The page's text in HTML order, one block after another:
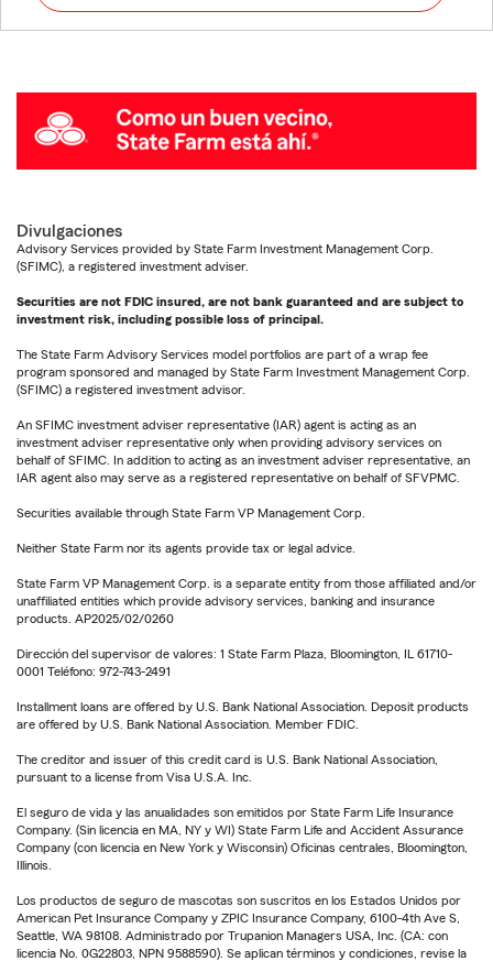
Divulgaciones
Advisory Services provided by State Farm Investment Management Corp.
(SFIMC), a registered investment adviser.
Securities are not FDIC insured, are not bank guaranteed and are subject to
investment risk, including possible loss of principal.
The State Farm Advisory Services model portfolios are part of a wrap fee
program sponsored and managed by State Farm Investment Management Corp.
(SFIMC) a registered investment advisor.
An SFIMC investment adviser representative (IAR) agent is acting as an
investment adviser representative only when providing advisory services on
behalf of SFIMC. In addition to acting as an investment adviser representative, an
IAR agent also may serve as a registered representative on behalf of SFVPMC.
Securities available through State Farm VP Management Corp.
Neither State Farm nor its agents provide tax or legal advice.
State Farm VP Management Corp. is a separate entity from those affiliated and/or
unaffiliated entities which provide advisory services, banking and insurance
products. AP2025/02/0260
Dirección del supervisor de valores: 1 State Farm Plaza, Bloomington, IL 61710-
0001 Teléfono: 972-743-2491
Installment loans are offered by U.S. Bank National Association. Deposit products
are offered by U.S. Bank National Association. Member FDIC.
The creditor and issuer of this credit card is U.S. Bank National Association,
pursuant to a license from Visa U.S.A. Inc.
El seguro de vida y las anualidades son emitidos por State Farm Life Insurance
Company. (Sin licencia en MA, NY y WI) State Farm Life and Accident Assurance
Company (con licencia en New York y Wisconsin) Oficinas centrales, Bloomington,
Illinois.
Los productos de seguro de mascotas son suscritos en los Estados Unidos por
American Pet Insurance Company y ZPIC Insurance Company, 6100-4th Ave S,
Seattle, WA 98108. Administrado por Trupanion Managers USA, Inc. (CA: con
licencia No. 0G22803, NPN 9588590). Se aplican términos y condiciones, revise la